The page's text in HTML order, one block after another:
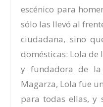
escénico para
sólo las llevó al
ciudadana, sino
domésticas: Lola de
y fundadora de la
Magarza, Lola fue
para todas ellas, y